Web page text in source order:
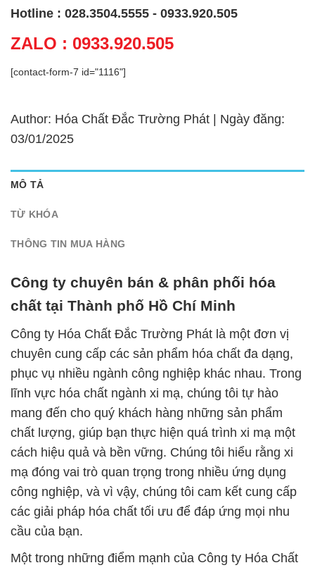
Hotline : 028.3504.5555 - 0933.920.505
ZALO : 0933.920.505
[contact-form-7 id="1116"]
Author: Hóa Chất Đắc Trường Phát | Ngày đăng:
03/01/2025
MÔ TẢ
TỪ KHÓA
THÔNG TIN MUA HÀNG
Công ty chuyên bán & phân phối hóa
chất tại Thành phố Hồ Chí Minh
Công ty Hóa Chất Đắc Trường Phát là một đơn vị
chuyên cung cấp các sản phẩm hóa chất đa dạng,
phục vụ nhiều ngành công nghiệp khác nhau. Trong
lĩnh vực hóa chất ngành xi mạ, chúng tôi tự hào
mang đến cho quý khách hàng những sản phẩm
chất lượng, giúp bạn thực hiện quá trình xi mạ một
cách hiệu quả và bền vững. Chúng tôi hiểu rằng xi
mạ đóng vai trò quan trọng trong nhiều ứng dụng
công nghiệp, và vì vậy, chúng tôi cam kết cung cấp
các giải pháp hóa chất tối ưu để đáp ứng mọi nhu
cầu của bạn.
Một trong những điểm mạnh của Công ty Hóa Chất